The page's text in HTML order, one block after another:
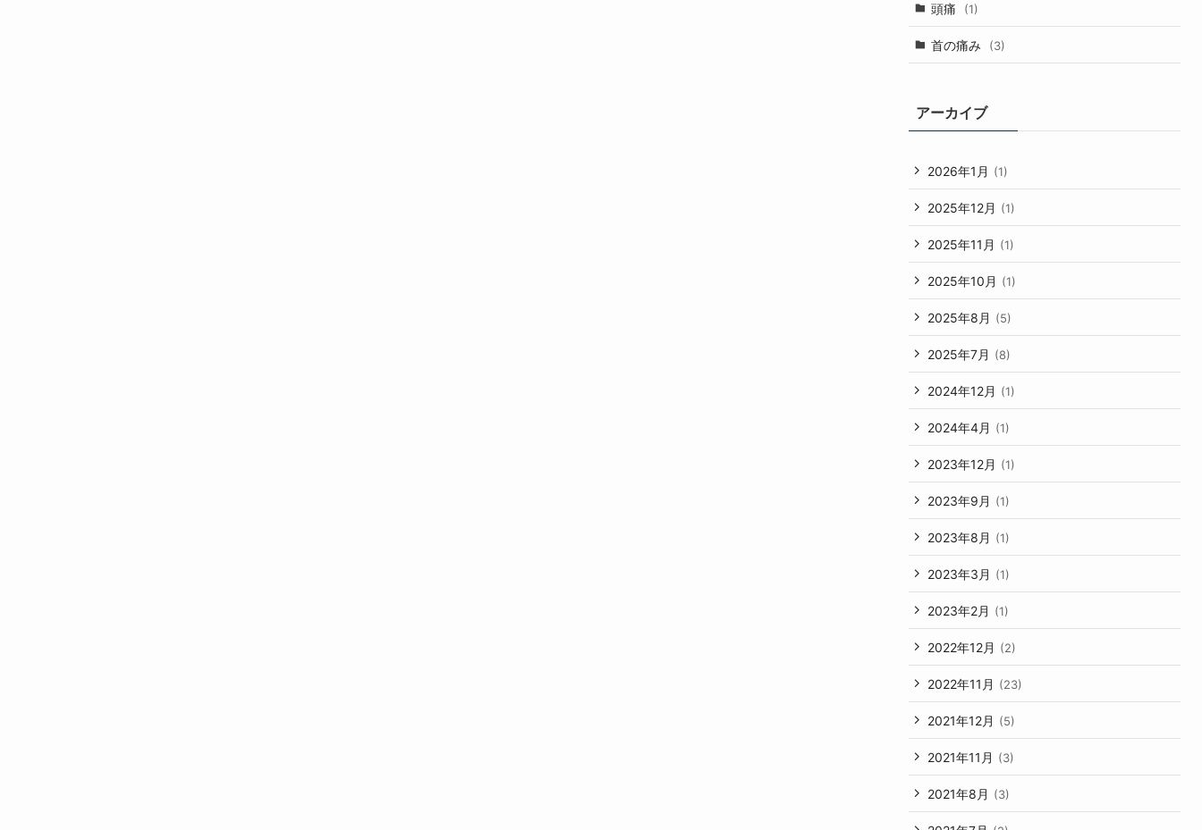
頭痛 (1)
首の痛み (3)
アーカイブ
2026年1月 (1)
2025年12月 (1)
2025年11月 (1)
2025年10月 (1)
2025年8月 (5)
2025年7月 (8)
2024年12月 (1)
2024年4月 (1)
2023年12月 (1)
2023年9月 (1)
2023年8月 (1)
2023年3月 (1)
2023年2月 (1)
2022年12月 (2)
2022年11月 (23)
2021年12月 (5)
2021年11月 (3)
2021年8月 (3)